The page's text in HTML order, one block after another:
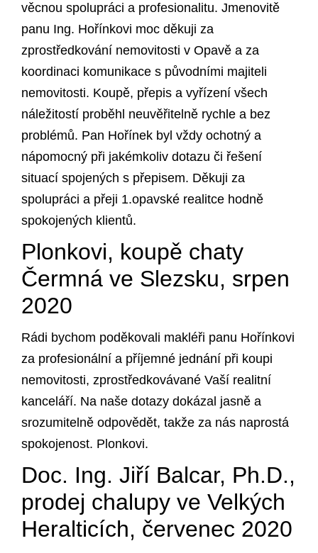
věcnou spolupráci a profesionalitu. Jmenovitě
panu Ing. Hořínkovi moc děkuji za
zprostředkování nemovitosti v Opavě a za
koordinaci komunikace s původními majiteli
nemovitosti. Koupě, přepis a vyřízení všech
náležitostí proběhl neuvěřitelně rychle a bez
problémů. Pan Hořínek byl vždy ochotný a
nápomocný při jakémkoliv dotazu či řešení
situací spojených s přepisem. Děkuji za
spolupráci a přeji 1.opavské realitce hodně
spokojených klientů.
Plonkovi, koupě chaty
Čermná ve Slezsku, srpen
2020
Rádi bychom poděkovali makléři panu Hořínkovi
za profesionální a příjemné jednání při koupi
nemovitosti, zprostředkovávané Vaší realitní
kanceláří. Na naše dotazy dokázal jasně a
srozumitelně odpovědět, takže za nás naprostá
spokojenost. Plonkovi.
Doc. Ing. Jiří Balcar, Ph.D.,
prodej chalupy ve Velkých
Heralticích, červenec 2020